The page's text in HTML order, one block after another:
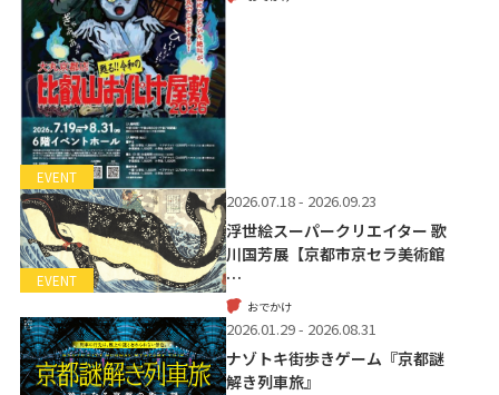
EVENT
EVENT
2026.07.18 - 2026.09.23
浮世絵スーパークリエイター 歌
川国芳展【京都市京セラ美術館
…
おでかけ
2026.01.29 - 2026.08.31
ナゾトキ街歩きゲーム『京都謎
解き列車旅』